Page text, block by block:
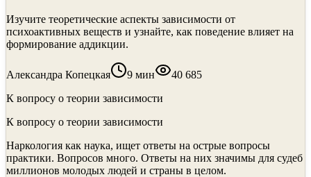
Изучите теоретические аспекты зависимости от
психоактивных веществ и узнайте, как поведение влияет на
формирование аддикции.
Александра Копецкая 9 мин
40 685
К вопросу о теории зависимости
К вопросу о теории зависимости
Наркология как наука, ищет ответы на острые вопросы
практики. Вопросов много. Ответы на них значимы для судеб
миллионов молодых людей и страны в целом.